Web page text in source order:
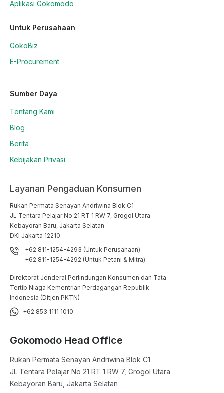
Aplikasi Gokomodo
Untuk Perusahaan
GokoBiz
E-Procurement
Sumber Daya
Tentang Kami
Blog
Berita
Kebijakan Privasi
Layanan Pengaduan Konsumen
Rukan Permata Senayan Andriwina Blok C1
JL Tentara Pelajar No 21 RT 1 RW 7, Grogol Utara
Kebayoran Baru, Jakarta Selatan
DKI Jakarta 12210
+62 811-1254-4293 (Untuk Perusahaan)
+62 811-1254-4292 (Untuk Petani & Mitra)
Direktorat Jenderal Perlindungan Konsumen dan Tata
Tertib Niaga Kementrian Perdagangan Republik
Indonesia (Ditjen PKTN)
+62 853 1111 1010
Gokomodo Head Office
Rukan Permata Senayan Andriwina Blok C1
JL Tentara Pelajar No 21 RT 1 RW 7, Grogol Utara
Kebayoran Baru, Jakarta Selatan